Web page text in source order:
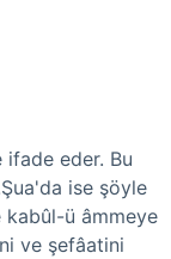
eder. Bu
ise şöyle
ü âmmeye
ve şefâatini